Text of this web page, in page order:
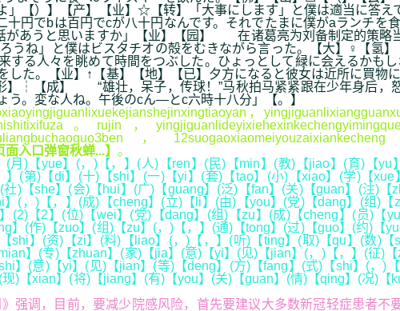
」【）】【产】【业】☆【转】「大事にします」と僕は適当に答
円でbは百円でcが八十円なんです。それでたまに僕がaランチを
があうと思いますか」【业】【园】 在诸葛亮为刘备制定的策略
うね」と僕はビスタチオの殻をむきながら言った。【大】♀【氢
する人々を眺めて時間をつぶした。ひょっとして緑に会えるかも
た。【业】↑【基】【地】【已】夕方になると彼女は近所に買物
】┆【成】 “雄壮，呆子，传球！”马秋拍马紧紧跟在少年身后，
。変な人ね。午後のcん―とc六時十八分」【。】
，
。rujin，
，
入口弹窗秋蝉...】 。
yue】(，)【，】(人)【ren】(民)【min】(教)【jiao】(育)【yu
(第)【di】(十)【shi】(一)【yi】(套)【tao】(小)【xiao】(学)【
)【she】(会)【hui】(广)【guang】(泛)【fan】(关)【guan】(注)
(，)【，】(成)【cheng】(立)【li】(由)【you】(党)【dang】(组)
(2)【2】(位)【wei】(党)【dang】(组)【zu】(成)【cheng】(员)【
(作)【zuo】(组)【zu】(，)【，】(通)【tong】(过)【guo】(约)【
shi】(资)【zi】(料)【liao】(，)【，】(听)【ting】(取)【qu】(数)
】(专)【zhuan】(家)【jia】(意)【yi】(见)【jian】(，)【，】(征)
】(意)【yi】(见)【jian】(等)【deng】(方)【fang】(式)【shi】(，)
)【xian】(将)【jiang】(有)【you】(关)【guan】(情)【qing】(况)【
调，目前，要减少院感风险，首先要建议大多数新冠轻症患者不